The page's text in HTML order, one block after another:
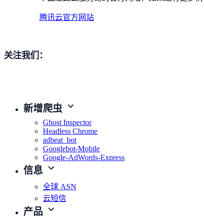
腾讯云官方网站
关注我们：
新增爬虫
Ghost Inspector
Headless Chrome
adbeat_bot
Googlebot-Mobile
Google-AdWords-Express
信息
全球 ASN
云短信
产品